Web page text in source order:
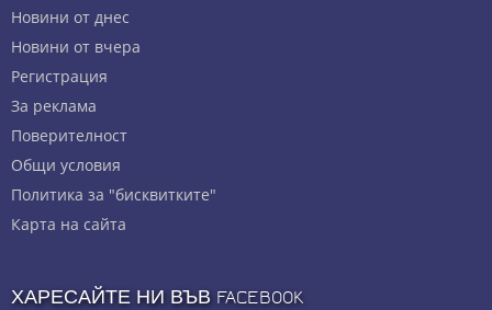
Новини от днес
Новини от вчера
Регистрация
За реклама
Πoвepитeлнocт
Общи условия
Политика за "бисквитките"
Карта на сайта
ХАРЕСАЙТЕ НИ ВЪВ FACEBOOK